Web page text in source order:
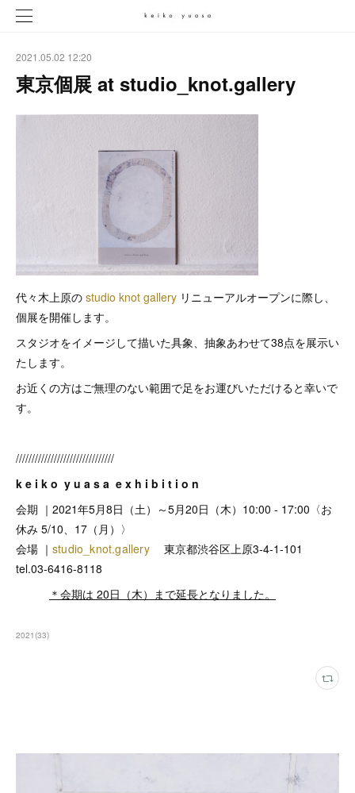
2021.05.02 12:20
東京個展 at studio_knot.gallery
代々木上原の studio knot gallery リニューアルオープンに際し、
個展を開催します。
スタジオをイメージして描いた具象、抽象あわせて38点を展示い
たします。
お近くの方はご無理のない範囲で足をお運びいただけると幸いで
す。
///////////////////////////////
k e i k o y u a s a e x h i b i t i o n
会期 ｜2021年5月8日（土）～5月20日（木）10:00 - 17:00〈お
休み 5/10、17（月）〉
会場 ｜ studio_knot.gallery東京都渋谷区上原3-4-1-101
tel.03-6416-8118
＊ 会期は 20日（木）まで延長となりました。
2021(33)